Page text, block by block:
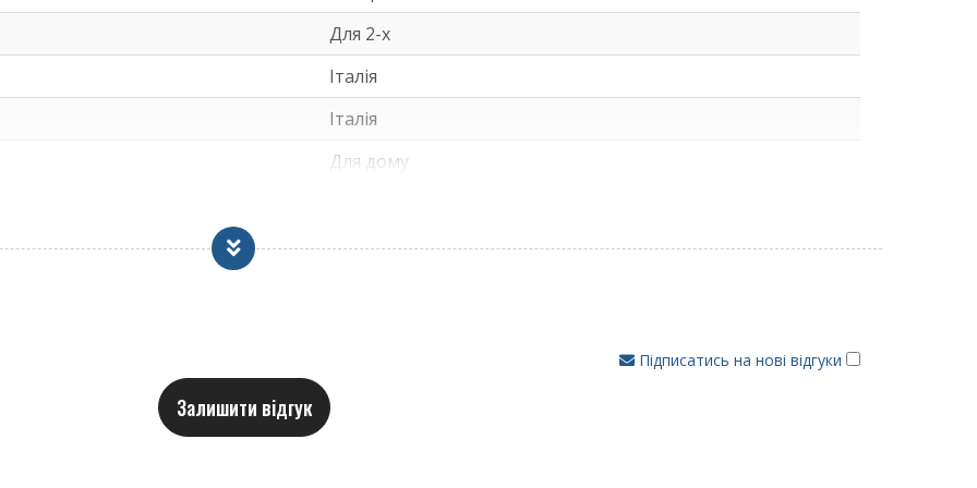
см
см
Для 2-х
Італія
Італія
Для дому
Підписатись на нові відгуки
Залишити відгук